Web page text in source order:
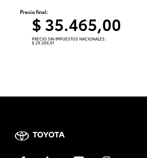
Precio final:
$ 35.465,00
PRECIO SIN IMPUESTOS NACIONALES:
$ 29.309,91